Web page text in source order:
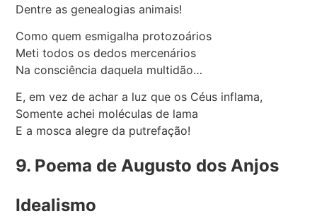
Dentre as genealogias animais!
Como quem esmigalha protozoários
Meti todos os dedos mercenários
Na consciência daquela multidão…
E, em vez de achar a luz que os Céus inflama,
Somente achei moléculas de lama
E a mosca alegre da putrefação!
9. Poema de Augusto dos Anjos
Idealismo